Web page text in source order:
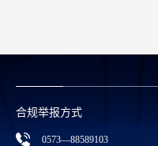
合规举报方式
0573—88589103